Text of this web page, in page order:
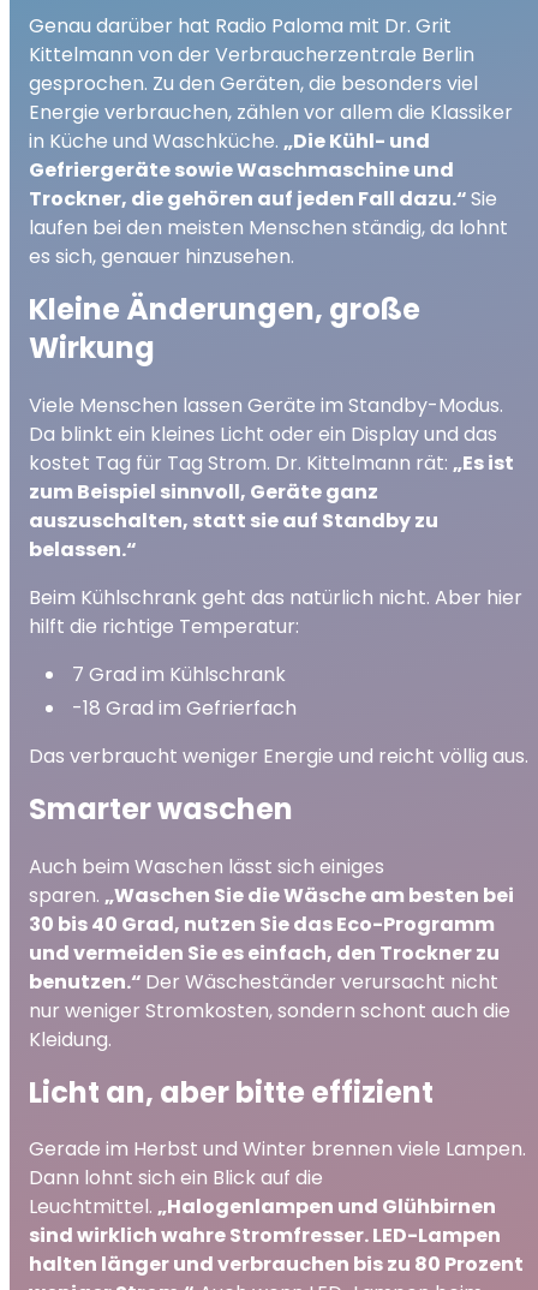
play_arrow Stromfresser im Haushalt: Wo Sie jetzt
wirklich sparen können
01:56
Genau darüber hat Radio Paloma mit Dr. Grit
Kittelmann von der Verbraucherzentrale Berlin
gesprochen. Zu den Geräten, die besonders viel
Energie verbrauchen, zählen vor allem die Klassiker
in Küche und Waschküche. „Die Kühl- und
Gefriergeräte sowie Waschmaschine und
Trockner, die gehören auf jeden Fall dazu.“Sie
laufen bei den meisten Menschen ständig, da lohnt
es sich, genauer hinzusehen.
Kleine Änderungen, große
Wirkung
Viele Menschen lassen Geräte im Standby-Modus.
Da blinkt ein kleines Licht oder ein Display und das
kostet Tag für Tag Strom. Dr. Kittelmann rät: „Es ist
zum Beispiel sinnvoll, Geräte ganz
auszuschalten, statt sie auf Standby zu
belassen.“
Beim Kühlschrank geht das natürlich nicht. Aber hier
hilft die richtige Temperatur:
7 Grad im Kühlschrank
-18 Grad im Gefrierfach
Das verbraucht weniger Energie und reicht völlig aus.
Smarter waschen
Auch beim Waschen lässt sich einiges
sparen. „Waschen Sie die Wäsche am besten bei
30 bis 40 Grad, nutzen Sie das Eco-Programm
und vermeiden Sie es einfach, den Trockner zu
benutzen.“ Der Wäscheständer verursacht nicht
nur weniger Stromkosten, sondern schont auch die
Kleidung.
Licht an, aber bitte effizient
Gerade im Herbst und Winter brennen viele Lampen.
Dann lohnt sich ein Blick auf die
Leuchtmittel. „Halogenlampen und Glühbirnen
sind wirklich wahre Stromfresser. LED-Lampen
halten länger und verbrauchen bis zu 80 Prozent